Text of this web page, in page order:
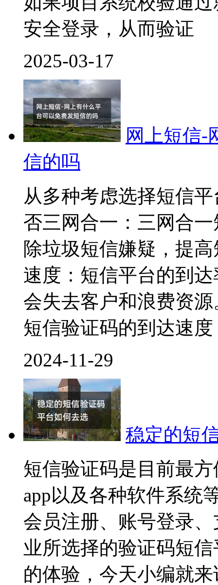
安全登录，从而验证
2025-03-17
网上短信-
信的吗
从多种考虑选择短信
否三网合一：三网合
除垃圾短信嫌疑，提
速度：短信平台的到
会失去客户和浪费资
短信验证码的到达速度
2024-11-29
稳定的短
短信验证码是目前最
app以及各种软件系统
会员注册、账号登录
业所选择的验证码短
的体验，今天小编就